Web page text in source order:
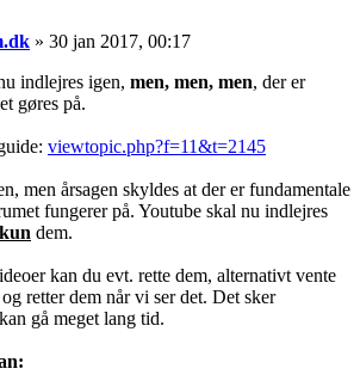
» 30 jan 2017, 00:17
indlejres igen, men, men, men, der er
gøres på.
viewtopic.php?f=11&t=2145
men årsagen skyldes at der er fundamentale
fungerer på. Youtube skal nu indlejres
kun dem.
kan du evt. rette dem, alternativt vente
retter dem når vi ser det. Det sker
gå meget lang tid.